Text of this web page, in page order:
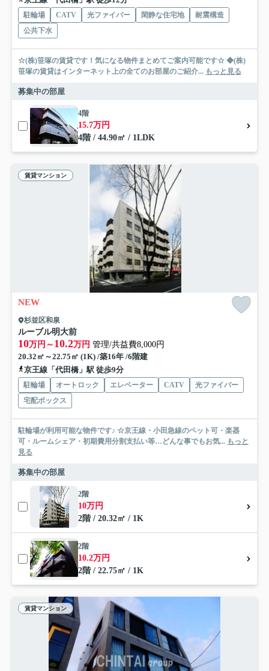
駐輪場 CATV 光ファイバー 閑静な住宅地
耐震構造
公共下水
☆(株)笹塚の賃貸です！気になる物件まとめてご案内可能です☆ ◆(株)
笹塚の賃貸はインターネット上の全てのお部屋のご紹介... もっと見る
募集中の部屋
4階
15.7万円
4階 / 44.90㎡ / 1LDK
賃貸マンション
NEW
杉並区和泉
ルーブル明大前
10万円～ 10.2万円 管理/共益費8,000円
20.32㎡～22.75㎡ (1K) /築16年 /6階建
京王線「代田橋」駅 徒歩9分
駐輪場 オートロック エレベーター CATV
光ファイバー
宅配ボックス
駐輪場が利用可能な物件です♪ ☆京王線・小田急線のペット可・楽器
可・ルームシェア・初期費用分割支払い等…どんな事でもお気... もっと
見る
募集中の部屋
2階
10万円
2階 / 20.32㎡ / 1K
2階
10.2万円
2階 / 22.75㎡ / 1K
賃貸マンション